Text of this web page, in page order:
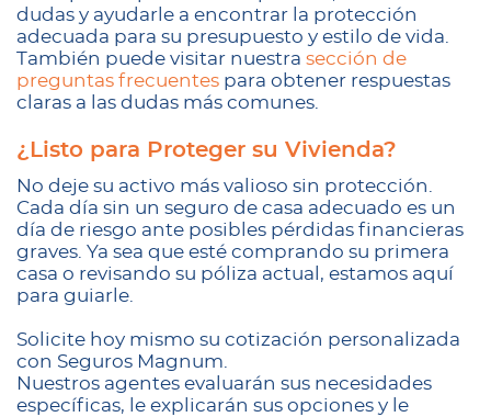
dudas y ayudarle a encontrar la protección
adecuada para su presupuesto y estilo de vida.
También puede visitar nuestra sección de
preguntas frecuentes para obtener respuestas
claras a las dudas más comunes.
¿Listo para Proteger su Vivienda?
No deje su activo más valioso sin protección.
Cada día sin un seguro de casa adecuado es un
día de riesgo ante posibles pérdidas financieras
graves. Ya sea que esté comprando su primera
casa o revisando su póliza actual, estamos aquí
para guiarle.
Solicite hoy mismo su cotización personalizada
con Seguros Magnum.
Nuestros agentes evaluarán sus necesidades
específicas, le explicarán sus opciones y le